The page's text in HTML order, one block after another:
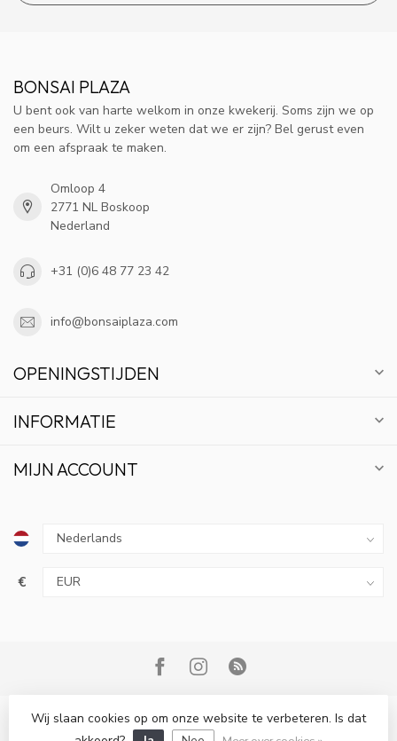
BONSAI PLAZA
U bent ook van harte welkom in onze kwekerij. Soms zijn we op
een beurs. Wilt u zeker weten dat we er zijn? Bel gerust even
om een afspraak te maken.
Omloop 4
2771 NL Boskoop
Nederland
+31 (0)6 48 77 23 42
info@bonsaiplaza.com
OPENINGSTIJDEN
INFORMATIE
MIJN ACCOUNT
€
Wij slaan cookies op om onze website te verbeteren. Is dat